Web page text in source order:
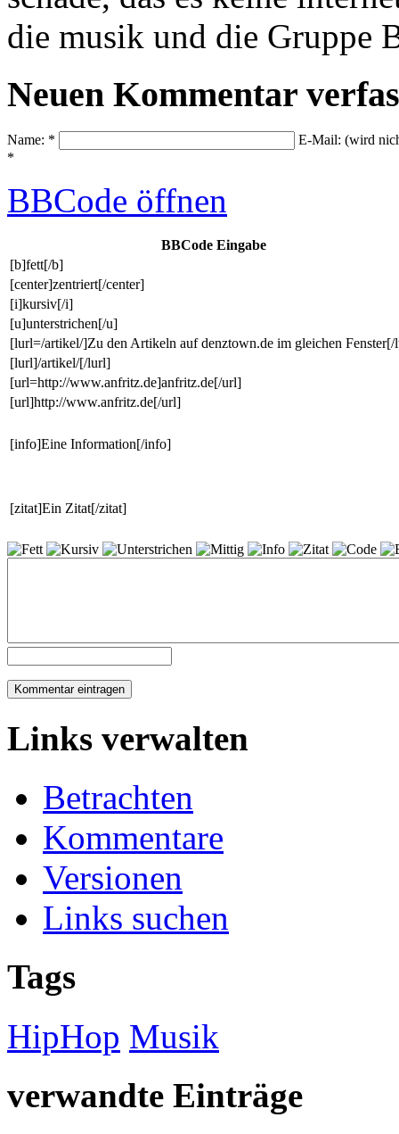
die musik und die Gruppe
Neuen Kommentar
Name: *
E-Mail: (wird
*
BBCode öffnen
BBCode Eingabe
[b]fett[/b]
[center]zentriert[/center]
[i]kursiv[/i]
[u]unterstrichen[/u]
[lurl=/artikel/]Zu den Artikeln auf denztown.de im gleichen
[lurl]/artikel/[/lurl]
[url=http://www.anfritz.de]anfritz.de[/url]
[url]http://www.anfritz.de[/url]
[info]Eine Information[/info]
[zitat]Ein Zitat[/zitat]
Links verwalten
Betrachten
Kommentare
Versionen
Links suchen
Tags
HipHop Musik
verwandte Einträge